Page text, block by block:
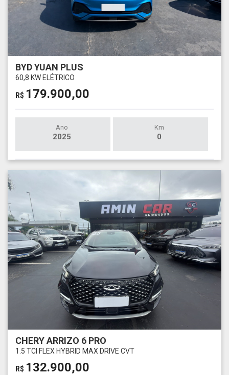
BYD YUAN PLUS
60,8 KW ELÉTRICO
R$ 179.900,00
Ano
2025
Km
0
CHERY ARRIZO 6 PRO
1.5 TCI FLEX HYBRID MAX DRIVE CVT
R$ 132.900,00